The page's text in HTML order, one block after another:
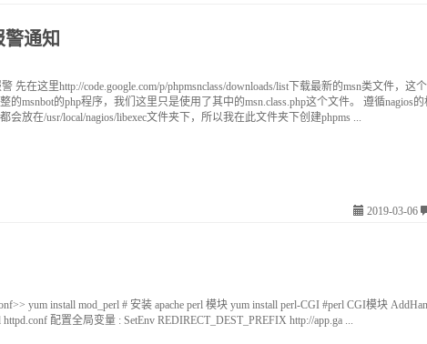
通知
先在这里http://code.google.com/p/phpmsnclass/downloads/list下载最新的msn类文件，这
的msnbot的php程序，我们这里只是使用了其中的msn.class.php这个文件。 遵循nagios
会放在/usr/local/nagios/libexec文件夹下，所以我在此文件夹下创建phpms ...
2019-03-06
yum install mod_perl # 安装 apache perl 模块 yum install perl-CGI #perl CGI模块
httpd.conf 配置全局变量 : SetEnv REDIRECT_DEST_PREFIX http://app.ga ...